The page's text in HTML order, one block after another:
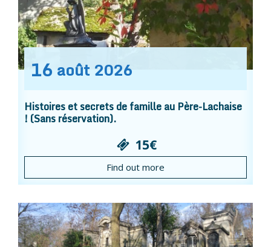
16 août 2026
Histoires et secrets de famille au Père-Lachaise
! (Sans réservation).
15€
Find out more